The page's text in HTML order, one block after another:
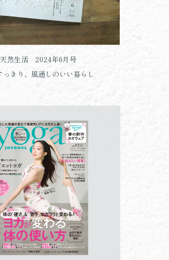
天然生活 2024年6月号
っきり、風通しのいい暮らし